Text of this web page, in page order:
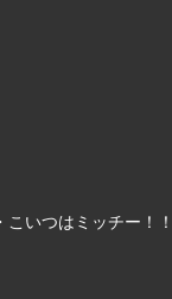
いつはミッチー！